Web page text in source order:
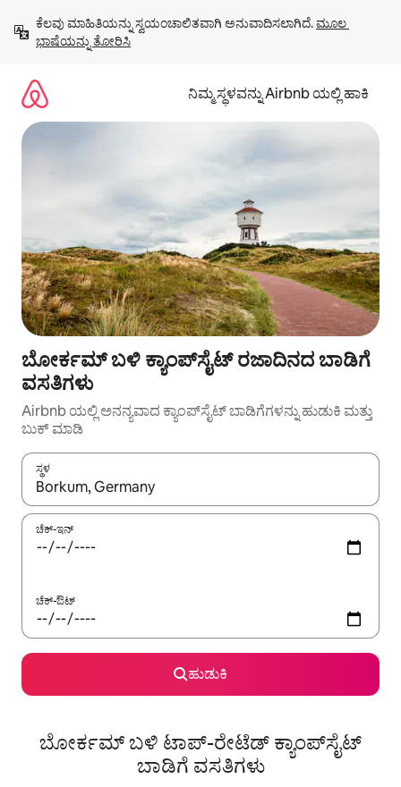
ಹೋಗಿ
ಕೆಲವು ಮಾಹಿತಿಯನ್ನು ಸ್ವಯಂಚಾಲಿತವಾಗಿ ಅನುವಾದಿಸಲಾಗಿದೆ. ಮೂಲ
ಭಾಷೆಯನ್ನು ತೋರಿಸಿ
ನಿಮ್ಮ ಸ್ಥಳವನ್ನು Airbnb ಯಲ್ಲಿ ಹಾಕಿ
ಬೋರ್ಕಮ್ ಬಳಿ ಕ್ಯಾಂಪ್‌‌ಸೈಟ್ ರಜಾದಿನದ ಬಾಡಿಗೆ
ವಸತಿಗಳು
Airbnb ಯಲ್ಲಿ ಅನನ್ಯವಾದ ಕ್ಯಾಂಪ್‌‌ಸೈಟ್ ಬಾಡಿಗೆಗಳನ್ನು ಹುಡುಕಿ ಮತ್ತು
ಬುಕ್ ಮಾಡಿ
ಸ್ಥಳ
ಫಲಿತಾಂಶಗಳು ಲಭ್ಯವಿರುವಾಗ, ಅಪ್ ಮತ್ತು ಡೌನ್ ಬಾಣದ ಕೀಲಿಗಳೊಂದಿಗೆ
ಚೆಕ್-ಇನ್
ಚೆಕ್-ಔಟ್
ಹುಡುಕಿ
ಬೋರ್ಕಮ್ ಬಳಿ ಟಾಪ್-ರೇಟೆಡ್ ಕ್ಯಾಂಪ್‌‌ಸೈಟ್
ಬಾಡಿಗೆ ವಸತಿಗಳು